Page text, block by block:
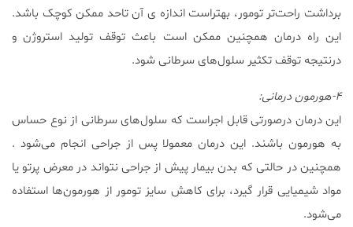
برداشت راحت‌تر تومور، بهتراست اندازه ی آن تاحد ممکن کوچک باشد.
این راه درمان همچنین ممکن است باعث توقف تولید استروژن و
درنتیجه توقف تکثیر سلول‌های سرطانی شود.
۴-هورمون درمانی:
این درمان درصورتی قابل اجراست که سلول‌های سرطانی از نوع حساس
به هورمون باشند. این درمان معمولا پس از جراحی انجام می‌شود .
همچنین در حالتی که بدن بیمار پیش از جراحی نتواند در معرض پرتو یا
مواد شیمیایی قرار گیرد، برای کاهش سایز تومور از هورمون‌ها استفاده
می‌شود.